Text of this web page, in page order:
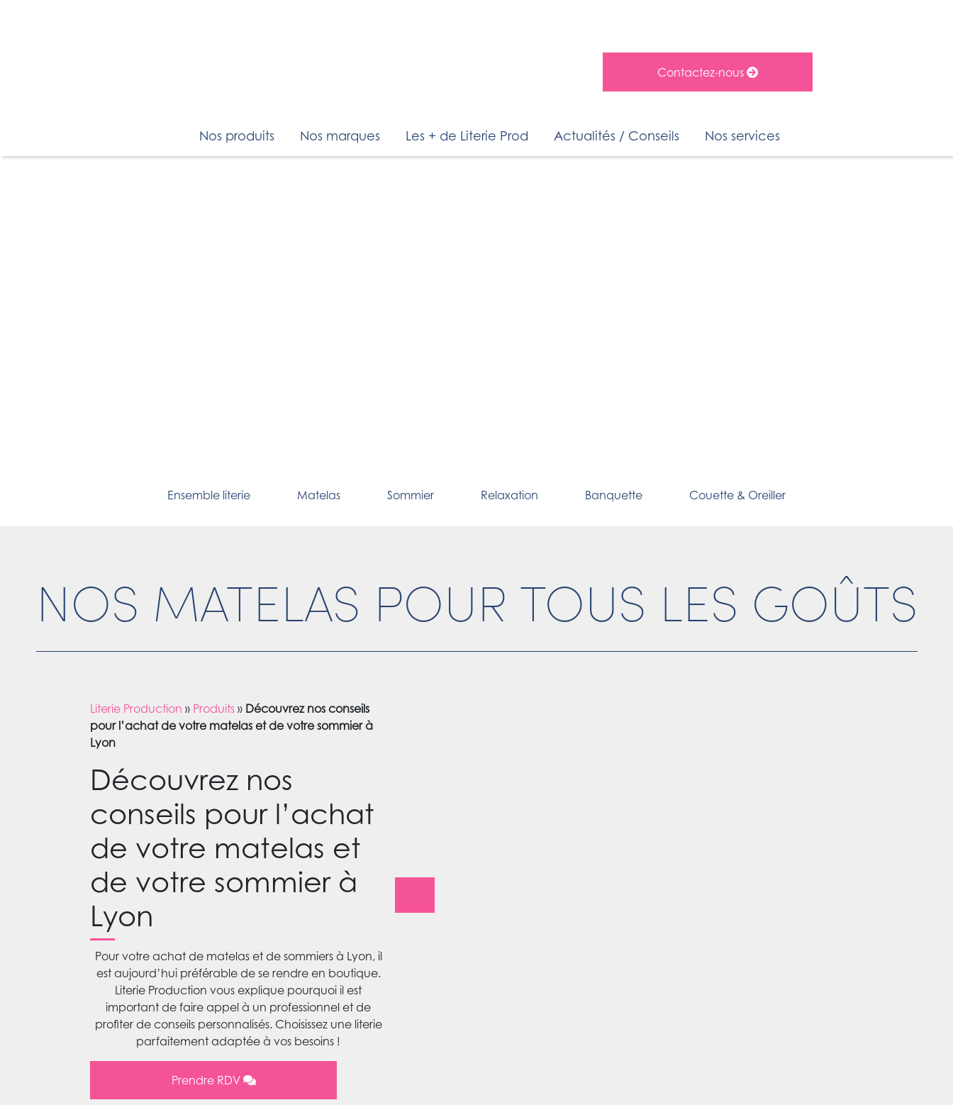
Contactez-nous
Nos produits Nos marques Les + de Literie Prod Actualités / Conseils Nos services
Ensemble literie Matelas Sommier Relaxation Banquette Couette & Oreiller
NOS MATELAS POUR TOUS LES GOÛTS
Literie Production » Produits » Découvrez nos conseils
pour l’achat de votre matelas et de votre sommier à
Lyon
Découvrez nos
conseils pour l’achat
de votre matelas et
de votre sommier à
Lyon
Pour votre achat de matelas et de sommiers à Lyon, il
est aujourd’hui préférable de se rendre en boutique.
Literie Production vous explique pourquoi il est
important de faire appel à un professionnel et de
profiter de conseils personnalisés. Choisissez une literie
parfaitement adaptée à vos besoins !
Prendre RDV